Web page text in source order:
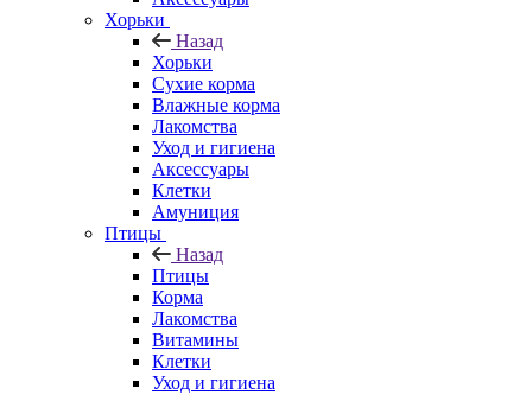
Хорьки
Назад
Хорьки
Сухие корма
Влажные корма
Лакомства
Уход и гигиена
Аксессуары
Клетки
Амуниция
Птицы
Назад
Птицы
Корма
Лакомства
Витамины
Клетки
Уход и гигиена